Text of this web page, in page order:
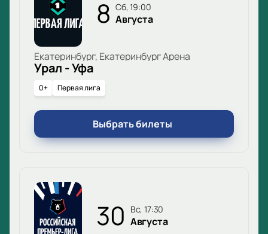
8 сб, 19:00
Августа
Екатеринбург, Екатеринбург Арена
Урал - Уфа
0+ Первая лига
Выбрать билеты
30 вс, 17:30
Августа